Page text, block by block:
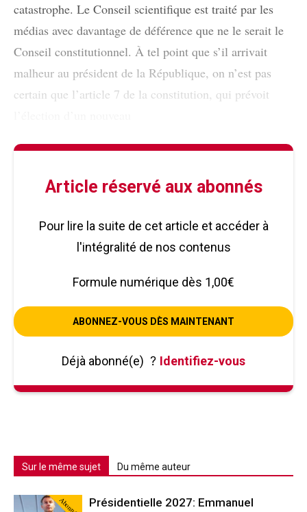
catastrophe. Le Conseil scientifique est traité par les
médias avec davantage de déférence que ne le serait le
Conseil constitutionnel. À tel point que s’il arrivait
malheur au président de la République, on n’est pas
certain que l’article 7 de la constitution, qui prévoit
Article réservé aux abonnés
Pour lire la suite de cet article et accéder à
l'intégralité de nos contenus
Formule numérique dès 1,00€
ABONNEZ-VOUS DÈS MAINTENANT
Déjà abonné(e) ? Identifiez-vous
Sur le même sujet Du même auteur
Abonné
Présidentielle 2027: Emmanuel